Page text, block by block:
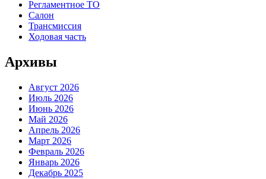
Регламентное ТО
Салон
Трансмиссия
Ходовая часть
Архивы
Август 2026
Июль 2026
Июнь 2026
Май 2026
Апрель 2026
Март 2026
Февраль 2026
Январь 2026
Декабрь 2025